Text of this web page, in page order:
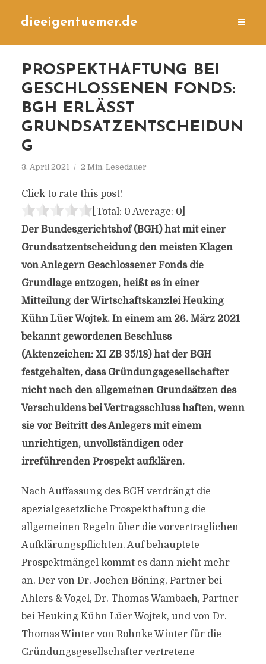
dieeigentuemer.de
PROSPEKTHAFTUNG BEI
GESCHLOSSENEN FONDS:
BGH ERLÄSST
GRUNDSATZENTSCHEIDUN
G
3. April 2021 2 Min. Lesedauer
Click to rate this post!
[Total: 0 Average: 0]
Der Bundesgerichtshof (BGH) hat mit einer
Grundsatzentscheidung den meisten Klagen
von Anlegern Geschlossener Fonds die
Grundlage entzogen, heißt es in einer
Mitteilung der Wirtschaftskanzlei Heuking
Kühn Lüer Wojtek. In einem am 26. März 2021
bekannt gewordenen Beschluss
(Aktenzeichen: XI ZB 35/18) hat der BGH
festgehalten, dass Gründungsgesellschafter
nicht nach den allgemeinen Grundsätzen des
Verschuldens bei Vertragsschluss haften, wenn
sie vor Beitritt des Anlegers mit einem
unrichtigen, unvollständigen oder
irreführenden Prospekt aufklären.
Nach Auffassung des BGH verdrängt die
spezialgesetzliche Prospekthaftung die
allgemeinen Regeln über die vorvertraglichen
Aufklärungspflichten. Auf behauptete
Prospektmängel kommt es dann nicht mehr
an. Der von Dr. Jochen Böning, Partner bei
Ahlers & Vogel, Dr. Thomas Wambach, Partner
bei Heuking Kühn Lüer Wojtek, und von Dr.
Thomas Winter von Rohnke Winter für die
Gründungsgesellschafter vertretene